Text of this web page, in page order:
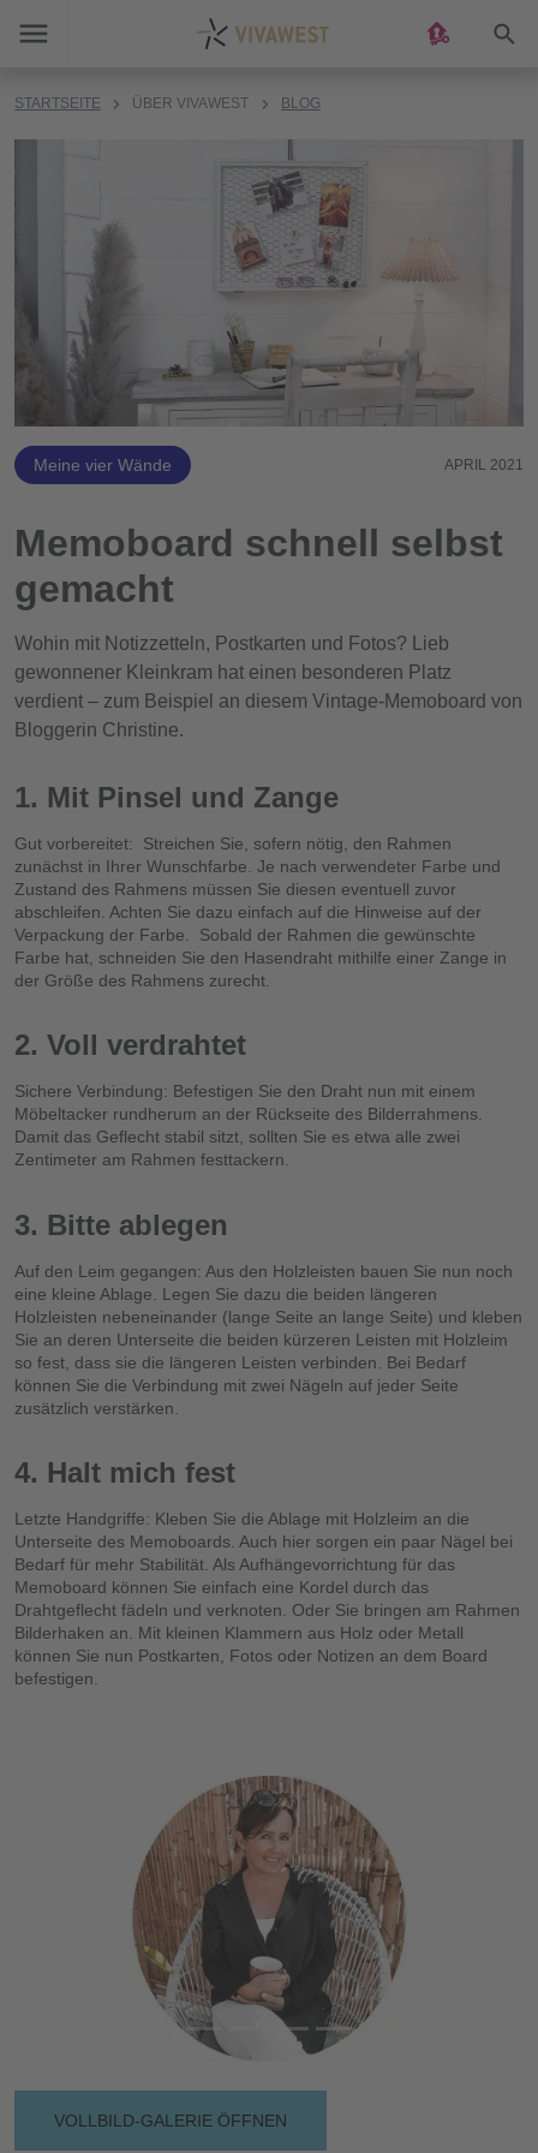
STARTSEITE ÜBER VIVAWEST BLOG
Meine vier Wände APRIL 2021
Memoboard schnell selbst
gemacht
Wohin mit Notizzetteln, Postkarten und Fotos? Lieb
gewonnener Kleinkram hat einen besonderen Platz
verdient – zum Beispiel an diesem Vintage-Memoboard von
Bloggerin Christine.
1. Mit Pinsel und Zange
Gut vorbereitet: Streichen Sie, sofern nötig, den Rahmen
zunächst in Ihrer Wunschfarbe. Je nach verwendeter Farbe und
Zustand des Rahmens müssen Sie diesen eventuell zuvor
abschleifen. Achten Sie dazu einfach auf die Hinweise auf der
Verpackung der Farbe. Sobald der Rahmen die gewünschte
Farbe hat, schneiden Sie den Hasendraht mithilfe einer Zange in
der Größe des Rahmens zurecht.
2. Voll verdrahtet
Sichere Verbindung: Befestigen Sie den Draht nun mit einem
Möbeltacker rundherum an der Rückseite des Bilderrahmens.
Damit das Geflecht stabil sitzt, sollten Sie es etwa alle zwei
Zentimeter am Rahmen festtackern.
3. Bitte ablegen
Auf den Leim gegangen: Aus den Holzleisten bauen Sie nun noch
eine kleine Ablage. Legen Sie dazu die beiden längeren
Holzleisten nebeneinander (lange Seite an lange Seite) und kleben
Sie an deren Unterseite die beiden kürzeren Leisten mit Holzleim
so fest, dass sie die längeren Leisten verbinden. Bei Bedarf
können Sie die Verbindung mit zwei Nägeln auf jeder Seite
zusätzlich verstärken.
4. Halt mich fest
Letzte Handgriffe: Kleben Sie die Ablage mit Holzleim an die
Unterseite des Memoboards. Auch hier sorgen ein paar Nägel bei
Bedarf für mehr Stabilität. Als Aufhängevorrichtung für das
Memoboard können Sie einfach eine Kordel durch das
Drahtgeflecht fädeln und verknoten. Oder Sie bringen am Rahmen
Bilderhaken an. Mit kleinen Klammern aus Holz oder Metall
können Sie nun Postkarten, Fotos oder Notizen an dem Board
befestigen.
VOLLBILD-GALERIE ÖFFNEN